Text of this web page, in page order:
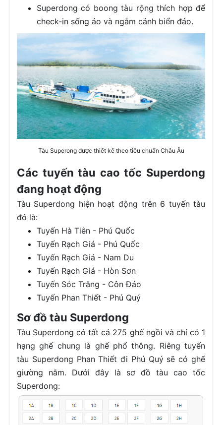
Superdong có boong tàu rộng thích hợp để
check-in sống ảo và ngắm cảnh biển đảo.
Tàu Superong được thiết kế theo tiêu chuẩn Châu Âu
Các tuyến tàu cao tốc Superdong
đang hoạt động
Tàu Superdong hiện hoạt động trên 6 tuyến tàu
đó là:
Tuyến Hà Tiên - Phú Quốc
Tuyến Rạch Giá - Phú Quốc
Tuyến Rạch Giá - Nam Du
Tuyến Rạch Giá - Hòn Sơn
Tuyến Sóc Trăng - Côn Đảo
Tuyến Phan Thiết - Phú Quý
Sơ đồ tàu Superdong
Tàu Superdong có tất cả 275 ghế ngồi và chỉ có 1
hạng ghế chung là ghế phổ thông. Riêng tuyến
tàu Superdong Phan Thiết đi Phú Quý sẽ có ghế
giường nằm. Dưới đây là sơ đồ tàu cao tốc
Superdong: